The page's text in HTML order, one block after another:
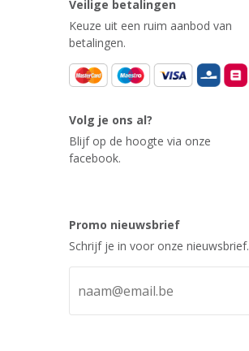
Veilige betalingen
Keuze uit een ruim aanbod van
betalingen.
Volg je ons al?
Blijf op de hoogte via onze
facebook.
Promo nieuwsbrief
Schrijf je in voor onze nieuwsbrief.